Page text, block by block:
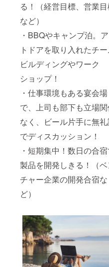
る！（経営目標、営業
など）
・BBQやキャンプ泊。
トドアを取り入れたチ
ビルディングやワーク
ショップ！
・仕事環境もある宴会場
で、上司も部下も立場
なく、ビール片手に無
でディスカッション！
・短期集中！数日の合
製品を開発しきる！（
チャー企業の開発合宿な
ど）